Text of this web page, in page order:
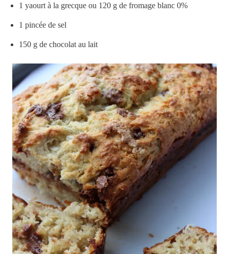
1 yaourt à la grecque ou 120 g de fromage blanc 0%
1 pincée de sel
150 g de chocolat au lait